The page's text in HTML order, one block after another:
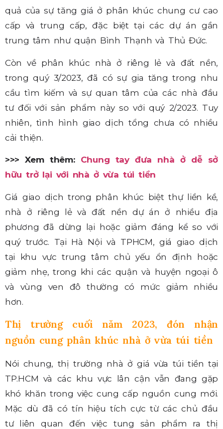
quả của sự tăng giá ở phân khúc chung cư cao
cấp và trung cấp, đặc biệt tại các dự án gần
trung tâm như quận Bình Thạnh và Thủ Đức.
Còn về phân khúc nhà ở riêng lẻ và đất nền,
trong quý 3/2023, đã có sự gia tăng trong nhu
cầu tìm kiếm và sự quan tâm của các nhà đầu
tư đối với sản phẩm này so với quý 2/2023. Tuy
nhiên, tình hình giao dịch tổng chưa có nhiều
cải thiện.
>>> Xem thêm: Chung tay đưa nhà ở dễ sở
hữu trở lại với nhà ở vừa túi tiền
Giá giao dịch trong phân khúc biệt thự liền kề,
nhà ở riêng lẻ và đất nền dự án ở nhiều địa
phương đã dừng lại hoặc giảm đáng kể so với
quý trước. Tại Hà Nội và TPHCM, giá giao dịch
tại khu vực trung tâm chủ yếu ổn định hoặc
giảm nhẹ, trong khi các quận và huyện ngoại ô
và vùng ven đô thường có mức giảm nhiều
hơn.
Thị trường cuối năm 2023, đón nhận
nguồn cung phân khúc nhà ở vừa túi tiền
Nói chung, thị trường nhà ở giá vừa túi tiền tại
TP.HCM và các khu vực lân cận vẫn đang gặp
khó khăn trong việc cung cấp nguồn cung mới.
Mặc dù đã có tín hiệu tích cực từ các chủ đầu
tư liên quan đến việc tung sản phẩm ra thị